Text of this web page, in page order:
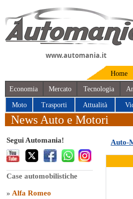
www.automania.it
Home
Economia Mercato Tecnologia
Moto Trasporti Attualità
News Auto e Motori
Segui Automania!
Case automobilistiche
» Alfa Romeo
Auto-